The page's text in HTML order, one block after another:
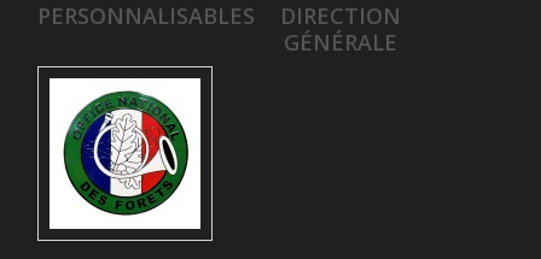
PERSONNALISABLES
DIRECTION
GÉNÉRALE